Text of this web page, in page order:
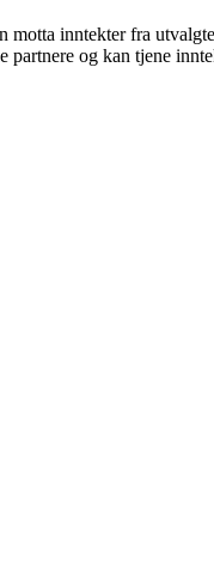
inntekter fra
og kan tjene